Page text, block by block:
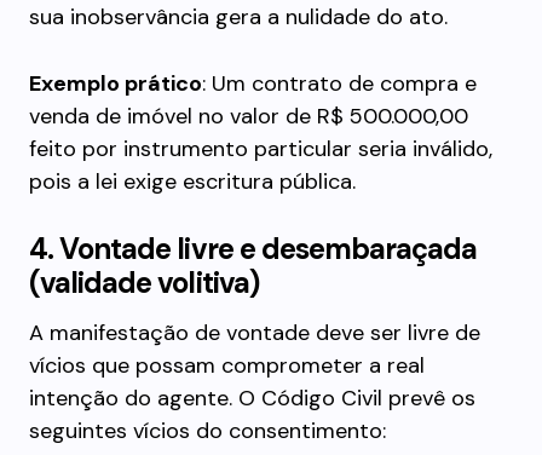
sua inobservância gera a nulidade do ato.
Exemplo prático: Um contrato de compra e
venda de imóvel no valor de R$ 500.000,00
feito por instrumento particular seria inválido,
pois a lei exige escritura pública.
4. Vontade livre e desembaraçada
(validade volitiva)
A manifestação de vontade deve ser livre de
vícios que possam comprometer a real
intenção do agente. O Código Civil prevê os
seguintes vícios do consentimento: